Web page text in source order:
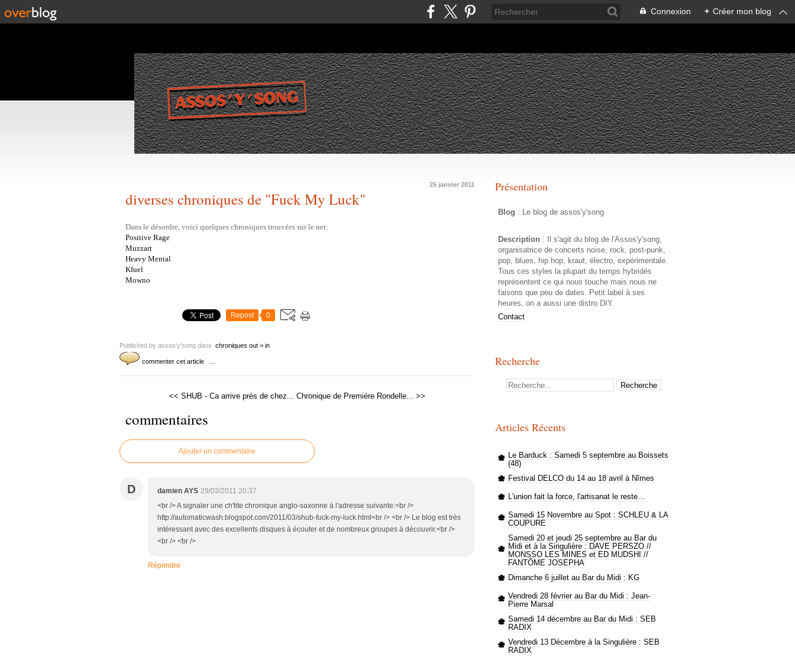
Connexion + Créer mon blog
25 janvier 2011
diverses chroniques de "Fuck My Luck"
Dans le désordre, voici quelques chroniques trouvées sur le net:
Positive Rage
Muzzart
Heavy Mental
Kfuel
Mowno
Repost 0
Published by assos'y'song dans chroniques out > in
commenter cet article
<< SHUB - Ca arrive près de chez... Chronique de Première Rondelle... >>
commentaires
Ajouter un commentaire
D damien AYS 29/03/2011 20:37
<br /> A signaler une ch'tite chronique anglo-saxonne à l'adresse suivante:<br />
http://automaticwash.blogspot.com/2011/03/shub-fuck-my-luck.html<br /> <br /> Le blog est très
intéressant avec des excellents disques à écouter et de nombreux groupes à découvrir.<br />
<br /> <br />
Répondre
Présentation
Blog : Le blog de assos'y'song
Description : Il s'agit du blog de l'Assos'y'song,
organisatrice de concerts noise, rock, post-punk,
pop, blues, hip hop, kraut, électro, expérimentale.
Tous ces styles la plupart du temps hybridés
représentent ce qui nous touche mais nous ne
faisons que peu de dates. Petit label à ses
heures, on a aussi une distro DIY.
Contact
Recherche
Articles Récents
Le Barduck : Samedi 5 septembre au Boissets
(48)
Festival DELCO du 14 au 18 avril à Nîmes
L'union fait la force, l'artisanat le reste…
Samedi 15 Novembre au Spot : SCHLEU & LA
COUPURE
Samedi 20 et jeudi 25 septembre au Bar du
Midi et à la Singulière : DAVE PERSZO //
MONSSO LES MINES et ED MUDSHI //
FANTÔME JOSEPHA
Dimanche 6 juillet au Bar du Midi : KG
Vendredi 28 février au Bar du Midi : Jean-
Pierre Marsal
Samedi 14 décembre au Bar du Midi : SEB
RADIX
Vendredi 13 Décembre à la Singulière : SEB
RADIX